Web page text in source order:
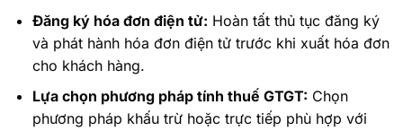
Đăng ký hóa đơn điện tử: Hoàn tất thủ tục đăng ký
và phát hành hóa đơn điện tử trước khi xuất hóa đơn
cho khách hàng.
Lựa chọn phương pháp tính thuế GTGT: Chọn
phương pháp khấu trừ hoặc trực tiếp phù hợp với